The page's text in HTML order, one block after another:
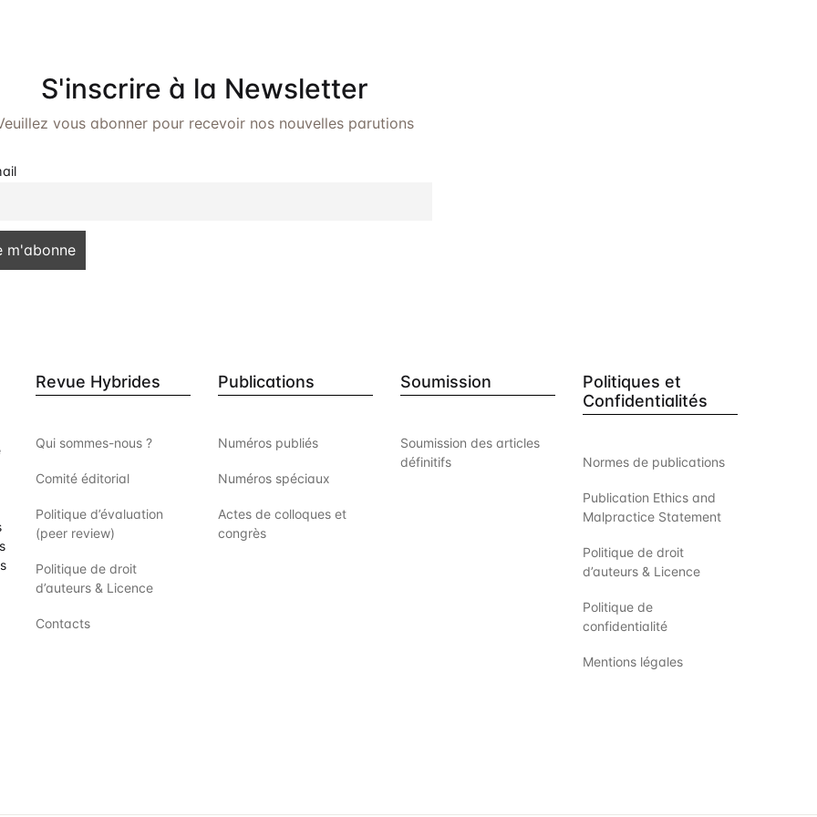
S'inscrire à la Newsletter
vous abonner pour recevoir nos nouvelles parutions
Revue Hybrides
Qui sommes-nous ?
Comité éditorial
Politique d’évaluation
(peer review)
Politique de droit
d’auteurs & Licence
Contacts
Publications
Numéros publiés
Numéros spéciaux
Actes de colloques et
congrès
Soumission
Soumission des articles
définitifs
Politiques et
Confidentialités
Normes de publications
Publication Ethics and
Malpractice Statement
Politique de droit
d’auteurs & Licence
Politique de
confidentialité
Mentions légales